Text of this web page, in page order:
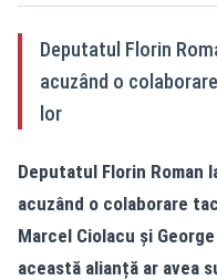
Deputatul Florin
acuzând o
lor
Deputatul Florin Roman
acuzând o colaborare
Marcel Ciolacu și
această alianță ar avea